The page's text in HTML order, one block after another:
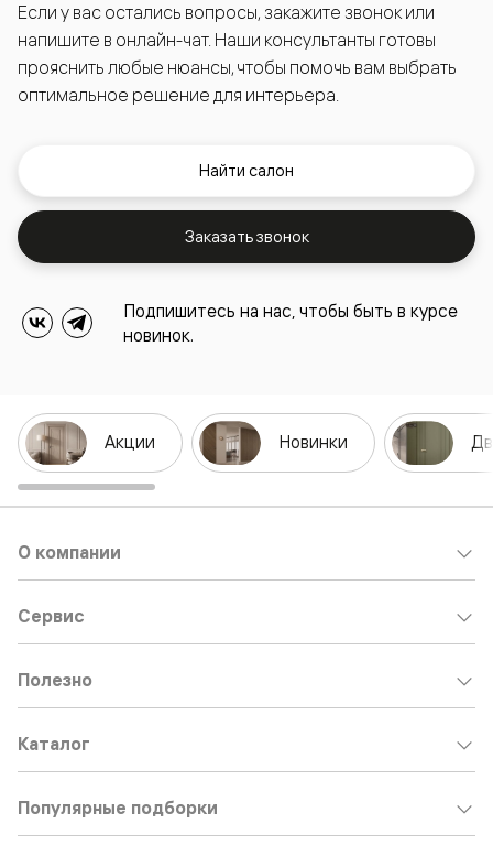
Если у вас остались вопросы, закажите звонок или
напишите в онлайн-чат. Наши консультанты готовы
прояснить любые нюансы, чтобы помочь вам выбрать
оптимальное решение для интерьера.
Найти салон
Заказать звонок
Подпишитесь на нас, чтобы быть в курсе
новинок.
Акции Новинки
О компании
Сервис
Полезно
Каталог
Популярные подборки